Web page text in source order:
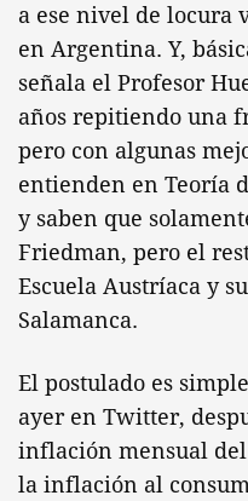
a ese nivel de locura
en Argentina. Y,
señala el Profesor
años repitiendo una
pero con algunas
entienden en Teoría
y saben que
Friedman, pero el
Escuela Austríaca y
Salamanca.
El postulado es
ayer en Twitter,
inflación mensual del
la inflación al